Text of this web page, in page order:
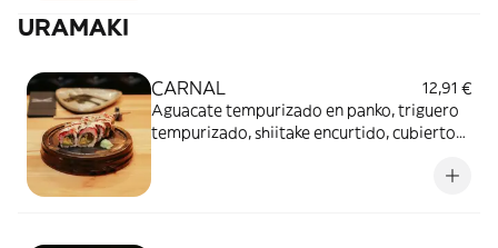
URAMAKI
CARNAL
12,91 €
Aguacate tempurizado en panko, triguero
tempurizado, shiitake encurtido, cubierto